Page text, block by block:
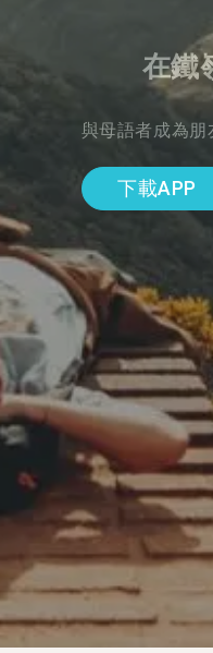
在鐵
與母語者成為
下載APP